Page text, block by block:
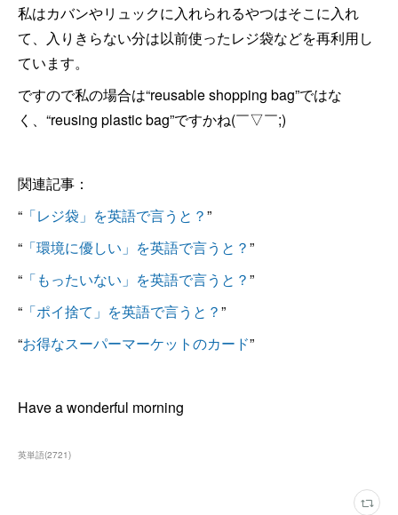
私はカバンやリュックに入れられるやつはそこに入れ
て、入りきらない分は以前使ったレジ袋などを再利用し
ています。
ですので私の場合は“reusable shopping bag”ではな
く、“reusing plastic bag”ですかね(￣▽￣;)
関連記事：
“ 「レジ袋」を英語で言うと？”
“ 「環境に優しい」を英語で言うと？”
“ 「もったいない」を英語で言うと？”
“ 「ポイ捨て」を英語で言うと？”
“お得なスーパーマーケットのカード”
Have a wonderful morning
英単語(2721)